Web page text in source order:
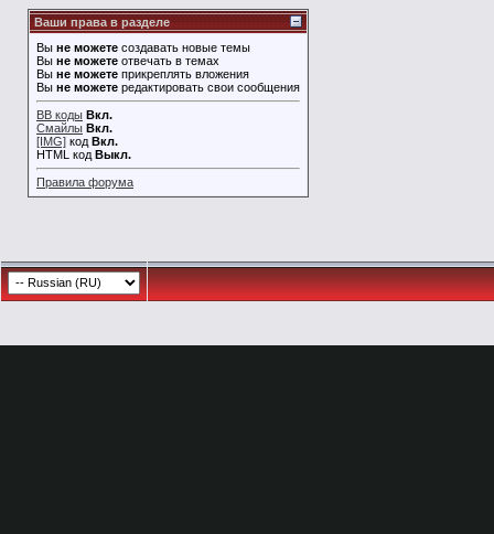
Ваши права в разделе
Вы не можете создавать новые темы
Вы не можете отвечать в темах
Вы не можете прикреплять вложения
Вы не можете редактировать свои сообщения
BB коды Вкл.
Смайлы Вкл.
[IMG] код Вкл.
HTML код Выкл.
Правила форума